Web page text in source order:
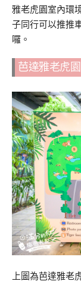
雅老虎園室內環
子同行可以推推
囉。
芭達雅老虎
上圖為芭達雅老